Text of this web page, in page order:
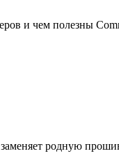
и чем полезны
родную